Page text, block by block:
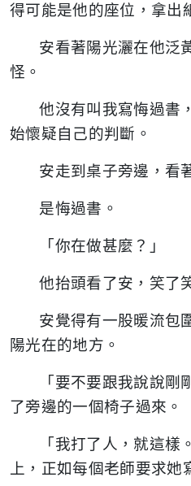
得可能是他的座位，拿出
安看著陽光灑在他泛
怪。
他沒有叫我寫悔過書
始懷疑自己的判斷。
安走到桌子旁邊，看
是悔過書。
「你在做甚麼？」
他抬頭看了安，笑了
安覺得有一股暖流包
陽光在的地方。
「要不要跟我說說剛
了旁邊的一個椅子過來。
「我打了人，就這樣
上，正如每個老師要求她